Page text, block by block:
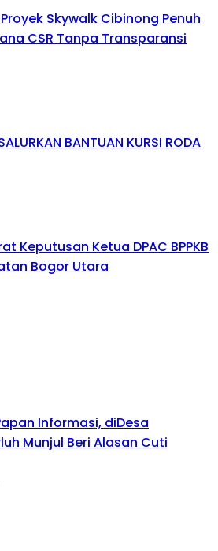
Skywalk Cibinong Penuh
CSR Tanpa Transparansi
BANTUAN KURSI RODA
Keputusan Ketua DPAC BPPKB
Bogor Utara
Informasi, diDesa
Munjul Beri Alasan Cuti